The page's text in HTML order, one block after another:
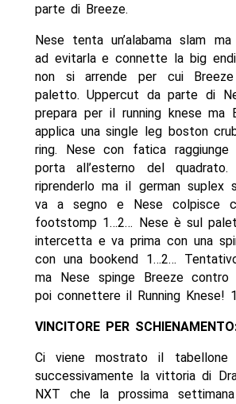
parte di Breeze.
Nese tenta un’alabama slam
ad evitarla e connette la big
non si arrende per cui
paletto. Uppercut da parte di
prepara per il running knese ma
applica una single leg boston
ring. Nese con fatica
porta all’esterno del
riprenderlo ma il german suplex
va a segno e Nese colpisce
footstomp 1…2… Nese è sul
intercetta e va prima con una
con una bookend 1…2…
ma Nese spinge Breeze
poi connettere il Running Knese!
VINCITORE PER
Ci viene mostrato il
successivamente la vittoria di
NXT che la prossima